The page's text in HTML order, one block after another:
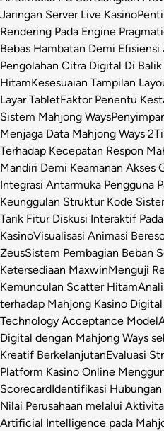
Jaringan Server Live Kasino
Rendering Pada Engine
Bebas Hambatan Demi Efisiensi
Pengolahan Citra Digital Di
HitamKesesuaian Tampilan
Layar TabletFaktor Penentu
Sistem Mahjong Ways
Menjaga Data Mahjong Ways 2
Terhadap Kecepatan Respon
Mandiri Demi Keamanan Akses
Integrasi Antarmuka Pengguna
Keunggulan Struktur Kode
Tarik Fitur Diskusi Interaktif
KasinoVisualisasi Animasi
ZeusSistem Pembagian Beban
Ketersediaan MaxwinMenguji
Kemunculan Scatter Hitam
terhadap Mahjong Kasino
Technology Acceptance Model
Digital dengan Mahjong Ways
Kreatif BerkelanjutanEvaluasi
Platform Kasino Online
ScorecardIdentifikasi
Nilai Perusahaan melalui
Artificial Intelligence pada